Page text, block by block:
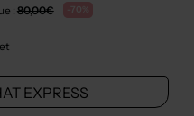
: 80,00€ -70%
EXPRESS